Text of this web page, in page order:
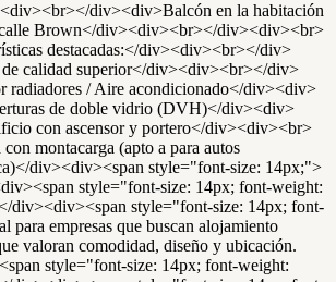
div><div>Balcón en la habitación
Brown</div><div><br></div><div><br>
destacadas:</div><div><br></div>
calidad superior</div><div><br></div>
radiadores / Aire acondicionado</div><div>
de doble vidrio (DVH)</div><div>
con ascensor y portero</div><div><br>
montacarga (apto a para autos
div><div><span style="font-size: 14px;">
style="font-size: 14px; font-weight:
div><div><span style="font-size: 14px; font-
empresas que buscan alojamiento
valoran comodidad, diseño y ubicación.
style="font-size: 14px; font-weight: